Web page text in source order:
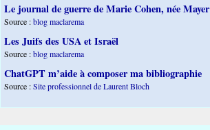
Le journal de guerre de Marie Cohen, née Mayer
Source :blog maclarema
Les Juifs des USA et Israël
Source :blog maclarema
ChatGPT m’aide à composer ma bibliographie
Source :Site professionnel de Laurent Bloch